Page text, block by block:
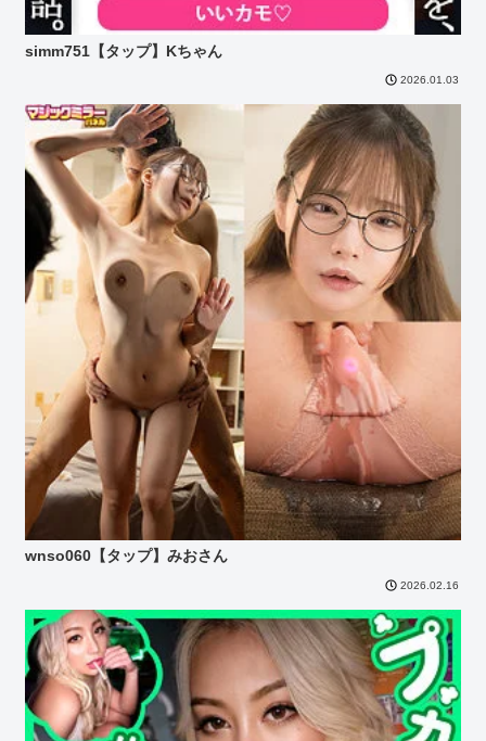
simm751【タップ】Kちゃん
2026.01.03
wnso060【タップ】みおさん
2026.02.16